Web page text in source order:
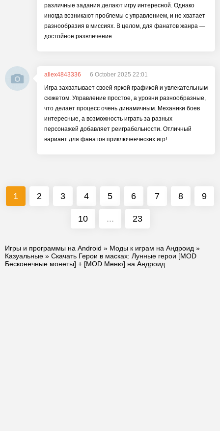
различные задания делают игру интересной. Однако
иногда возникают проблемы с управлением, и не хватает
разнообразия в миссиях. В целом, для фанатов жанра —
достойное развлечение.
allex4843336
6 October 2025 22:01
Игра захватывает своей яркой графикой и увлекательным
сюжетом. Управление простое, а уровни разнообразные,
что делает процесс очень динамичным. Механики боев
интересные, а возможность играть за разных
персонажей добавляет реиграбельности. Отличный
вариант для фанатов приключенческих игр!
1 2 3 4 5 6 7 8 9
10 ... 23
Игры и программы на Android » Моды к играм на Андроид »
Казуальные » Скачать Герои в масках: Лунные герои [MOD
Бесконечные монеты] + [MOD Меню] на Андроид